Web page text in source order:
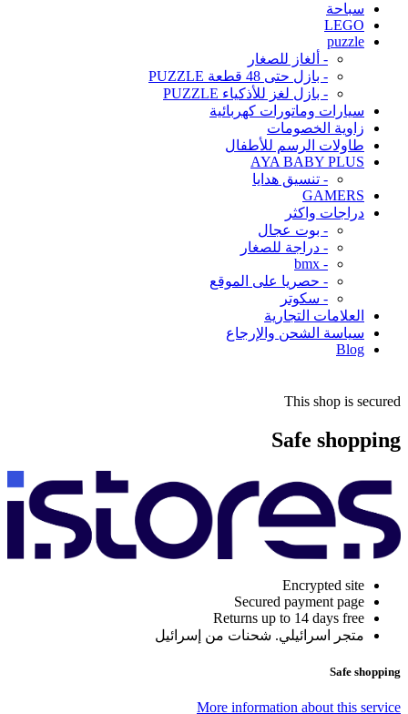
سباحة
LEGO
puzzle
- ألغاز للصغار
- بازل حتى 48 قطعة PUZZLE
- بازل لغز للأذكياء PUZZLE
سيارات وماتورات كهربائية
زاوية الخصومات
طاولات الرسم للأطفال
AYA BABY PLUS
- تنسيق هدايا
GAMERS
دراجات واكثر
- بوت عجال
- دراجة للصغار
- bmx
- حصريا على الموقع
- سكوتر
العلامات التجارية
سياسة الشحن والإرجاع
Blog
This shop is secured
Safe shopping
Encrypted site
Secured payment page
Returns up to 14 days free
متجر اسرائيلي. شحنات من إسرائيل
Safe shopping
More information about this service